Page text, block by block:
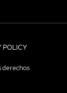
POLICY
derechos